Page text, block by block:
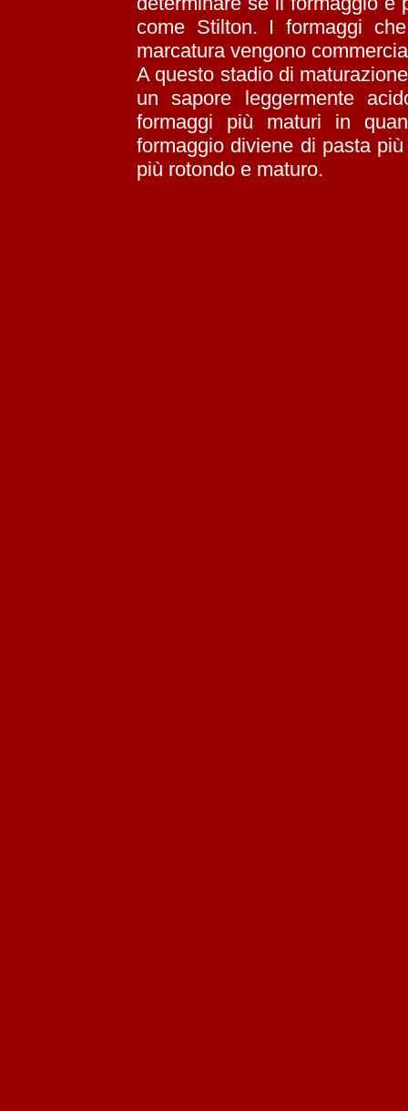
come Stilton. I formaggi
marcatura vengono
A questo stadio di
un sapore leggermente
formaggi più maturi in
formaggio diviene di pasta
più rotondo e maturo.